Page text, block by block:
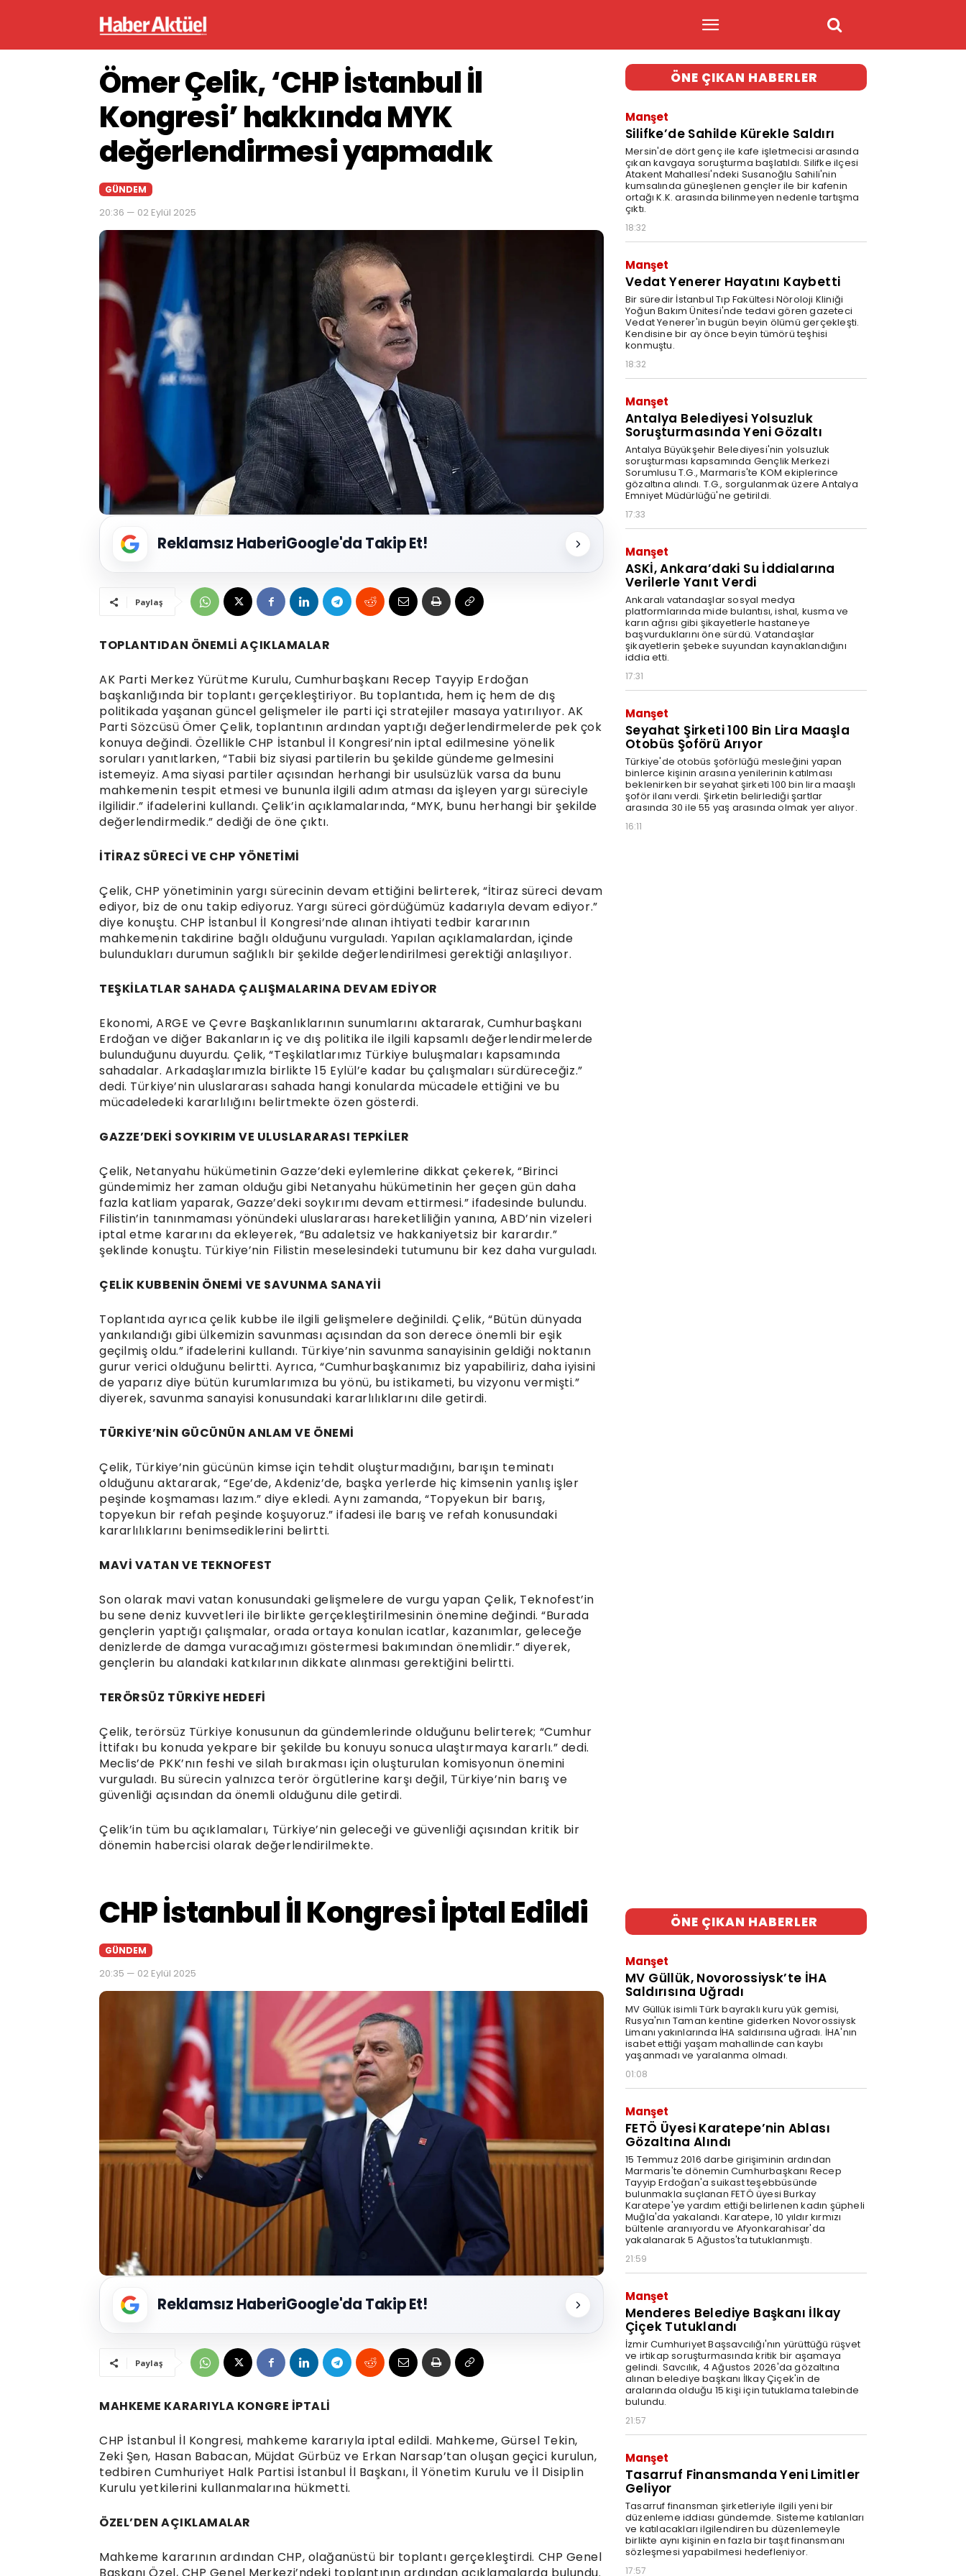
Ömer Çelik, ‘CHP İstanbul İl
Kongresi’ hakkında MYK
değerlendirmesi yapmadık
GÜNDEM
20:36 — 02 Eylül 2025
Reklamsız HaberiGoogle'da Takip Et!
Paylaş
TOPLANTIDAN ÖNEMLİ AÇIKLAMALAR
AK Parti Merkez Yürütme Kurulu, Cumhurbaşkanı Recep Tayyip Erdoğan
başkanlığında bir toplantı gerçekleştiriyor. Bu toplantıda, hem iç hem de dış
politikada yaşanan güncel gelişmeler ile parti içi stratejiler masaya yatırılıyor. AK
Parti Sözcüsü Ömer Çelik, toplantının ardından yaptığı değerlendirmelerde pek çok
konuya değindi. Özellikle CHP İstanbul İl Kongresi’nin iptal edilmesine yönelik
soruları yanıtlarken, “Tabii biz siyasi partilerin bu şekilde gündeme gelmesini
istemeyiz. Ama siyasi partiler açısından herhangi bir usulsüzlük varsa da bunu
mahkemenin tespit etmesi ve bununla ilgili adım atması da işleyen yargı süreciyle
ilgilidir.” ifadelerini kullandı. Çelik’in açıklamalarında, “MYK, bunu herhangi bir şekilde
değerlendirmedik.” dediği de öne çıktı.
İTİRAZ SÜRECİ VE CHP YÖNETİMİ
Çelik, CHP yönetiminin yargı sürecinin devam ettiğini belirterek, “İtiraz süreci devam
ediyor, biz de onu takip ediyoruz. Yargı süreci gördüğümüz kadarıyla devam ediyor.”
diye konuştu. CHP İstanbul İl Kongresi’nde alınan ihtiyati tedbir kararının
mahkemenin takdirine bağlı olduğunu vurguladı. Yapılan açıklamalardan, içinde
bulundukları durumun sağlıklı bir şekilde değerlendirilmesi gerektiği anlaşılıyor.
TEŞKİLATLAR SAHADA ÇALIŞMALARINA DEVAM EDİYOR
Ekonomi, ARGE ve Çevre Başkanlıklarının sunumlarını aktararak, Cumhurbaşkanı
Erdoğan ve diğer Bakanların iç ve dış politika ile ilgili kapsamlı değerlendirmelerde
bulunduğunu duyurdu. Çelik, “Teşkilatlarımız Türkiye buluşmaları kapsamında
sahadalar. Arkadaşlarımızla birlikte 15 Eylül’e kadar bu çalışmaları sürdüreceğiz.”
dedi. Türkiye’nin uluslararası sahada hangi konularda mücadele ettiğini ve bu
mücadeledeki kararlılığını belirtmekte özen gösterdi.
GAZZE’DEKİ SOYKIRIM VE ULUSLARARASI TEPKİLER
Çelik, Netanyahu hükümetinin Gazze’deki eylemlerine dikkat çekerek, “Birinci
gündemimiz her zaman olduğu gibi Netanyahu hükümetinin her geçen gün daha
fazla katliam yaparak, Gazze’deki soykırımı devam ettirmesi.” ifadesinde bulundu.
Filistin’in tanınmaması yönündeki uluslararası hareketliliğin yanına, ABD’nin vizeleri
iptal etme kararını da ekleyerek, “Bu adaletsiz ve hakkaniyetsiz bir karardır.”
şeklinde konuştu. Türkiye’nin Filistin meselesindeki tutumunu bir kez daha vurguladı.
ÇELİK KUBBENİN ÖNEMİ VE SAVUNMA SANAYİİ
Toplantıda ayrıca çelik kubbe ile ilgili gelişmelere değinildi. Çelik, “Bütün dünyada
yankılandığı gibi ülkemizin savunması açısından da son derece önemli bir eşik
geçilmiş oldu.” ifadelerini kullandı. Türkiye’nin savunma sanayisinin geldiği noktanın
gurur verici olduğunu belirtti. Ayrıca, “Cumhurbaşkanımız biz yapabiliriz, daha iyisini
de yaparız diye bütün kurumlarımıza bu yönü, bu istikameti, bu vizyonu vermişti.”
diyerek, savunma sanayisi konusundaki kararlılıklarını dile getirdi.
TÜRKİYE’NİN GÜCÜNÜN ANLAM VE ÖNEMİ
Çelik, Türkiye’nin gücünün kimse için tehdit oluşturmadığını, barışın teminatı
olduğunu aktararak, “Ege’de, Akdeniz’de, başka yerlerde hiç kimsenin yanlış işler
peşinde koşmaması lazım.” diye ekledi. Aynı zamanda, “Topyekun bir barış,
topyekun bir refah peşinde koşuyoruz.” ifadesi ile barış ve refah konusundaki
kararlılıklarını benimsediklerini belirtti.
MAVİ VATAN VE TEKNOFEST
Son olarak mavi vatan konusundaki gelişmelere de vurgu yapan Çelik, Teknofest’in
bu sene deniz kuvvetleri ile birlikte gerçekleştirilmesinin önemine değindi. “Burada
gençlerin yaptığı çalışmalar, orada ortaya konulan icatlar, kazanımlar, geleceğe
denizlerde de damga vuracağımızı göstermesi bakımından önemlidir.” diyerek,
gençlerin bu alandaki katkılarının dikkate alınması gerektiğini belirtti.
TERÖRSÜZ TÜRKİYE HEDEFİ
Çelik, terörsüz Türkiye konusunun da gündemlerinde olduğunu belirterek; “Cumhur
İttifakı bu konuda yekpare bir şekilde bu konuyu sonuca ulaştırmaya kararlı.” dedi.
Meclis’de PKK’nın feshi ve silah bırakması için oluşturulan komisyonun önemini
vurguladı. Bu sürecin yalnızca terör örgütlerine karşı değil, Türkiye’nin barış ve
güvenliği açısından da önemli olduğunu dile getirdi.
Çelik’in tüm bu açıklamaları, Türkiye’nin geleceği ve güvenliği açısından kritik bir
dönemin habercisi olarak değerlendirilmekte.
ÖNE ÇIKAN HABERLER
Manşet
Silifke’de Sahilde Kürekle Saldırı
Mersin'de dört genç ile kafe işletmecisi arasında
çıkan kavgaya soruşturma başlatıldı. Silifke ilçesi
Atakent Mahallesi'ndeki Susanoğlu Sahili'nin
kumsalında güneşlenen gençler ile bir kafenin
ortağı K.K. arasında bilinmeyen nedenle tartışma
çıktı.
18:32
Manşet
Vedat Yenerer Hayatını Kaybetti
Bir süredir İstanbul Tıp Fakültesi Nöroloji Kliniği
Yoğun Bakım Ünitesi'nde tedavi gören gazeteci
Vedat Yenerer'in bugün beyin ölümü gerçekleşti.
Kendisine bir ay önce beyin tümörü teşhisi
konmuştu.
18:32
Manşet
Antalya Belediyesi Yolsuzluk
Soruşturmasında Yeni Gözaltı
Antalya Büyükşehir Belediyesi'nin yolsuzluk
soruşturması kapsamında Gençlik Merkezi
Sorumlusu T.G., Marmaris'te KOM ekiplerince
gözaltına alındı. T.G., sorgulanmak üzere Antalya
Emniyet Müdürlüğü'ne getirildi.
17:33
Manşet
ASKİ, Ankara’daki Su İddialarına
Verilerle Yanıt Verdi
Ankaralı vatandaşlar sosyal medya
platformlarında mide bulantısı, ishal, kusma ve
karın ağrısı gibi şikayetlerle hastaneye
başvurduklarını öne sürdü. Vatandaşlar
şikayetlerin şebeke suyundan kaynaklandığını
iddia etti.
17:31
Manşet
Seyahat Şirketi 100 Bin Lira Maaşla
Otobüs Şoförü Arıyor
Türkiye'de otobüs şoförlüğü mesleğini yapan
binlerce kişinin arasına yenilerinin katılması
beklenirken bir seyahat şirketi 100 bin lira maaşlı
şoför ilanı verdi. Şirketin belirlediği şartlar
arasında 30 ile 55 yaş arasında olmak yer alıyor.
16:11